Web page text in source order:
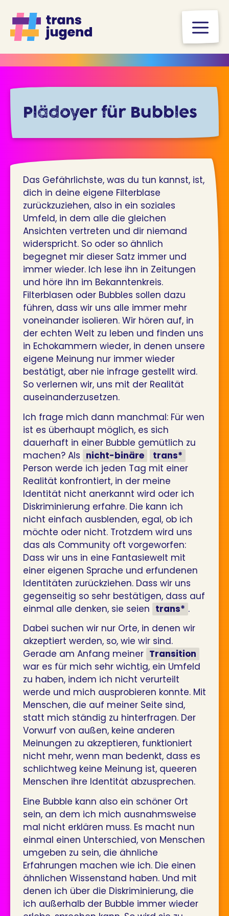
Inhalt
springen
Plädoyer für Bubbles
Das Gefährlichste, was du tun kannst, ist,
dich in deine eigene Filterblase
zurückzuziehen, also in ein soziales
Umfeld, in dem alle die gleichen
Ansichten vertreten und dir niemand
widerspricht. So oder so ähnlich
begegnet mir dieser Satz immer und
immer wieder. Ich lese ihn in Zeitungen
und höre ihn im Bekanntenkreis.
Filterblasen oder Bubbles sollen dazu
führen, dass wir uns alle immer mehr
voneinander isolieren. Wir hören auf, in
der echten Welt zu leben und finden uns
in Echokammern wieder, in denen unsere
eigene Meinung nur immer wieder
bestätigt, aber nie infrage gestellt wird.
So verlernen wir, uns mit der Realität
auseinanderzusetzen.
Ich frage mich dann manchmal: Für wen
ist es überhaupt möglich, es sich
dauerhaft in einer Bubble gemütlich zu
machen? Als nicht-binäre
trans*
Person werde ich jeden Tag mit einer
Realität konfrontiert, in der meine
Identität nicht anerkannt wird oder ich
Diskriminierung erfahre. Die kann ich
nicht einfach ausblenden, egal, ob ich
möchte oder nicht. Trotzdem wird uns
das als Community oft vorgeworfen:
Dass wir uns in eine Fantasiewelt mit
einer eigenen Sprache und erfundenen
Identitäten zurückziehen. Dass wir uns
gegenseitig so sehr bestätigen, dass auf
einmal alle denken, sie seien trans* .
Dabei suchen wir nur Orte, in denen wir
akzeptiert werden, so, wie wir sind.
Gerade am Anfang meiner Transition
war es für mich sehr wichtig, ein Umfeld
zu haben, indem ich nicht verurteilt
werde und mich ausprobieren konnte. Mit
Menschen, die auf meiner Seite sind,
statt mich ständig zu hinterfragen. Der
Vorwurf von außen, keine anderen
Meinungen zu akzeptieren, funktioniert
nicht mehr, wenn man bedenkt, dass es
schlichtweg keine Meinung ist, queeren
Menschen ihre Identität abzusprechen.
Eine Bubble kann also ein schöner Ort
sein, an dem ich mich ausnahmsweise
mal nicht erklären muss. Es macht nun
einmal einen Unterschied, von Menschen
umgeben zu sein, die ähnliche
Erfahrungen machen wie ich. Die einen
ähnlichen Wissenstand haben. Und mit
denen ich über die Diskriminierung, die
ich außerhalb der Bubble immer wieder